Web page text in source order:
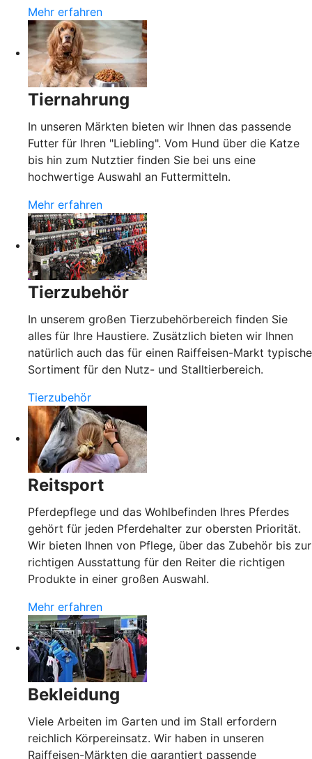
Mehr erfahren
Tiernahrung
In unseren Märkten bieten wir Ihnen das passende
Futter für Ihren "Liebling". Vom Hund über die Katze
bis hin zum Nutztier finden Sie bei uns eine
hochwertige Auswahl an Futtermitteln.
Mehr erfahren
Tierzubehör
In unserem großen Tierzubehörbereich finden Sie
alles für Ihre Haustiere. Zusätzlich bieten wir Ihnen
natürlich auch das für einen Raiffeisen-Markt typische
Sortiment für den Nutz- und Stalltierbereich.
Tierzubehör
Reitsport
Pferdepflege und das Wohlbefinden Ihres Pferdes
gehört für jeden Pferdehalter zur obersten Priorität.
Wir bieten Ihnen von Pflege, über das Zubehör bis zur
richtigen Ausstattung für den Reiter die richtigen
Produkte in einer großen Auswahl.
Mehr erfahren
Bekleidung
Viele Arbeiten im Garten und im Stall erfordern
reichlich Körpereinsatz. Wir haben in unseren
Raiffeisen-Märkten die garantiert passende